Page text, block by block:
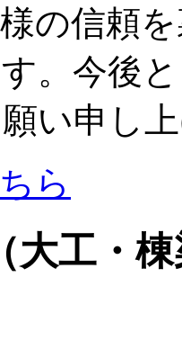
の信頼
。今後
い申し
ら
大工・